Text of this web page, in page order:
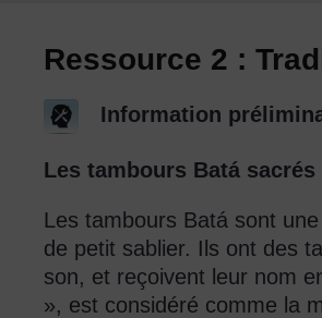
Ressource 2 :
Information
Les tambours Batá sacrés
Les tambours Batá sont
de petit sablier. Ils ont des
son, et reçoivent leur nom
», est considéré comme la